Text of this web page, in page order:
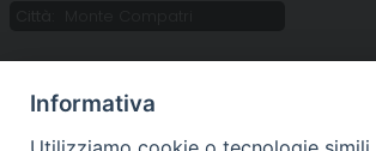
Informativa